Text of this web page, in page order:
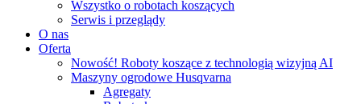
Wszystko o robotach koszących
Serwis i przeglądy
O nas
Oferta
Nowość! Roboty koszące z technologią wizyjną AI
Maszyny ogrodowe Husqvarna
Agregaty